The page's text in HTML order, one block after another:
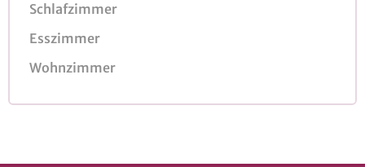
Schlafzimmer
Esszimmer
Wohnzimmer